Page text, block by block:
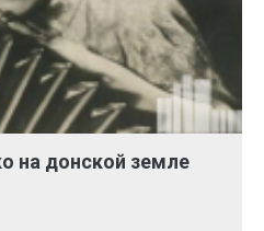
на донской земле